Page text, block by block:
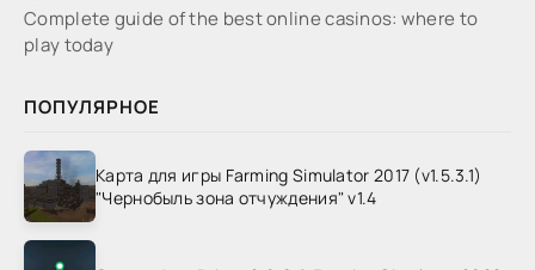
Complete guide of the best online casinos: where to
play today
ПОПУЛЯРНОЕ
Карта для игры Farming Simulator 2017 (v1.5.3.1)
"Чернобыль зона отчуждения" v1.4